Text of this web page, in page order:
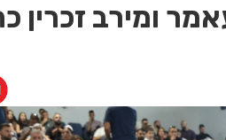
ומירב זכרין